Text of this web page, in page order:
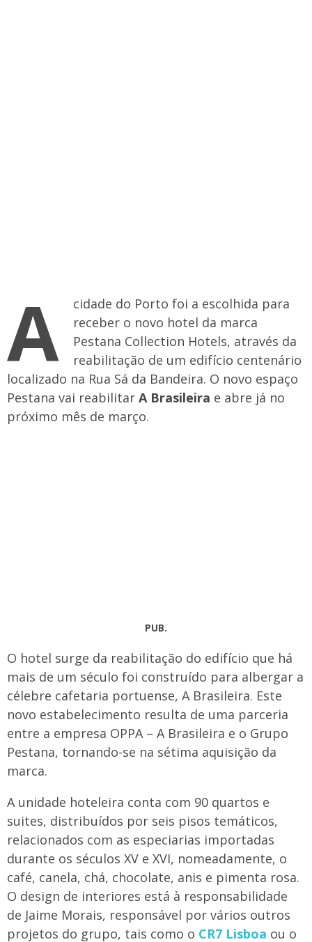
A
cidade do Porto foi a escolhida para
receber o novo hotel da marca
Pestana Collection Hotels, através da
reabilitação de um edifício centenário
localizado na Rua Sá da Bandeira. O novo espaço
Pestana vai reabilitar A Brasileira e abre já no
próximo mês de março.
PUB.
O hotel surge da reabilitação do edifício que há
mais de um século foi construído para albergar a
célebre cafetaria portuense, A Brasileira. Este
novo estabelecimento resulta de uma parceria
entre a empresa OPPA – A Brasileira e o Grupo
Pestana, tornando-se na sétima aquisição da
marca.
A unidade hoteleira conta com 90 quartos e
suites, distribuídos por seis pisos temáticos,
relacionados com as especiarias importadas
durante os séculos XV e XVI, nomeadamente, o
café, canela, chá, chocolate, anis e pimenta rosa.
O design de interiores está à responsabilidade
de Jaime Morais, responsável por vários outros
projetos do grupo, tais como o CR7 Lisboa ou o